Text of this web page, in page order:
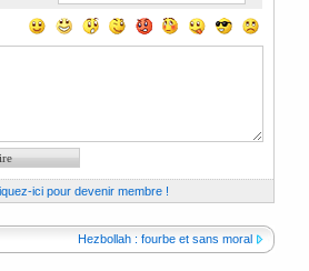
ici pour devenir membre !
Hezbollah : fourbe et sans moral